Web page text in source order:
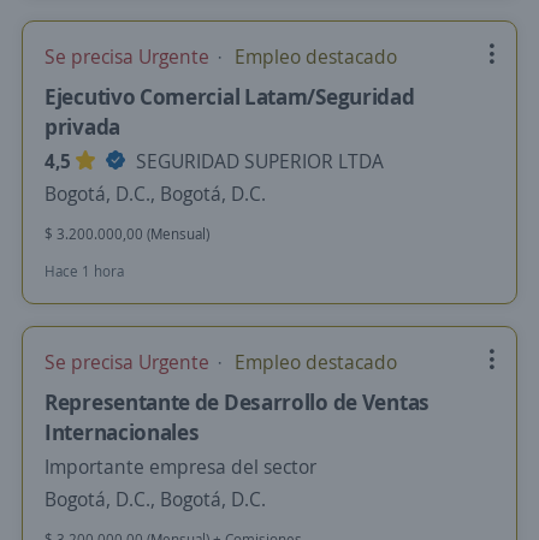
Se precisa Urgente Empleo destacado
Ejecutivo Comercial Latam/Seguridad
privada
4,5
SEGURIDAD SUPERIOR LTDA
Bogotá, D.C., Bogotá, D.C.
$ 3.200.000,00 (Mensual)
Hace 1 hora
Se precisa Urgente Empleo destacado
Representante de Desarrollo de Ventas
Internacionales
Importante empresa del sector
Bogotá, D.C., Bogotá, D.C.